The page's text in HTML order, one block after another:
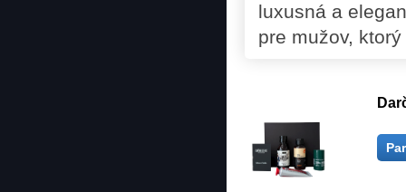
luxusná a
pre mužov,